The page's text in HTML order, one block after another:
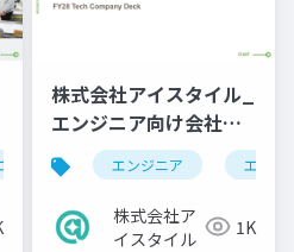
ンジニア採用
株式会社アイスタイル_
エンジニア向け会社説
明資料エンジニア エンジ
株式会社ア
イスタイル
1K